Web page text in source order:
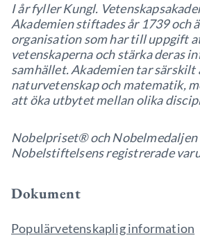
I år fyller Kungl.
Akademien stiftades år 1739 och
organisation som har till uppgift
vetenskaperna och stärka deras
samhället. Akademien tar särskilt
naturvetenskap och matematik,
att öka utbytet mellan olika
Nobelpriset® och Nobelmedaljen
Nobelstiftelsens registrerade
Dokument
Populärvetenskaplig information